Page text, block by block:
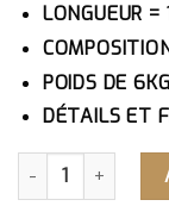
LONGUEUR =
POIDS DE 6KG
DÉTAILS ET
QUANTITÉ DE